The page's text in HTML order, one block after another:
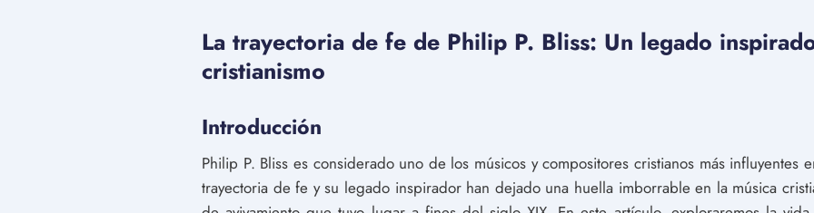
La trayectoria de fe de Philip P. Bliss: Un legado
cristianismo
Introducción
Philip P. Bliss es considerado uno de los músicos y compositores cristianos más influyentes
trayectoria de fe y su legado inspirador han dejado una huella imborrable en la música